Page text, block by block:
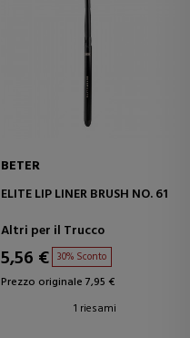
BETER
ELITE LIP LINER BRUSH NO. 61
Altri per il Trucco
5,56 € 30% Sconto
Prezzo originale 7,95 €
1 riesami